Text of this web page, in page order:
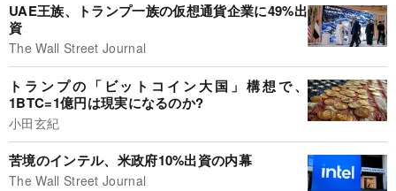
UAE王族、トランプ一族の仮想通貨企業に49%出
資
The Wall Street Journal
トランプの「ビットコイン大国」構想で、
1BTC=1億円は現実になるのか?
小田玄紀
苦境のインテル、米政府10%出資の内幕
The Wall Street Journal